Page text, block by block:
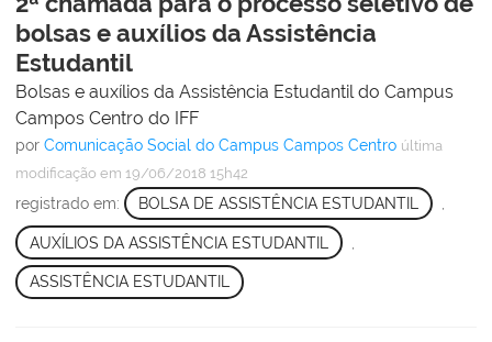
bolsas e auxílios da Assistência
Estudantil
Bolsas e auxílios da Assistência Estudantil do Campus
Campos Centro do IFF
por Comunicação Social do Campus Campos Centro última
modificação em 19/06/2018 15h42
registrado em: BOLSA DE ASSISTÊNCIA ESTUDANTIL
AUXÍLIOS DA ASSISTÊNCIA ESTUDANTIL
ASSISTÊNCIA ESTUDANTIL